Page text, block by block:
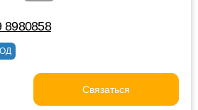
8980858
Связаться